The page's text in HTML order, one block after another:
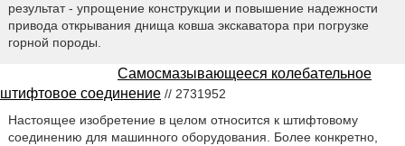
результат - упрощение конструкции и повышение надежности
привода открывания днища ковша экскаватора при погрузке
горной породы.
Самосмазывающееся колебательное
штифтовое соединение // 2731952
Настоящее изобретение в целом относится к штифтовому
соединению для машинного оборудования. Более конкретно,